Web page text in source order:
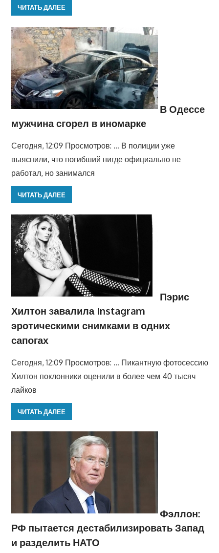
ЧИТАТЬ ДАЛЕЕ
В Одессе
мужчина сгорел в иномарке
Сегодня, 12:09 Просмотров: … В полиции уже
выяснили, что погибший нигде официально не
работал, но занимался
ЧИТАТЬ ДАЛЕЕ
Пэрис
Хилтон завалила Instagram
эротическими снимками в одних
сапогах
Сегодня, 12:09 Просмотров: … Пикантную фотосессию
Хилтон поклонники оценили в более чем 40 тысяч
лайков
ЧИТАТЬ ДАЛЕЕ
Фэллон:
РФ пытается дестабилизировать Запад
и разделить НАТО